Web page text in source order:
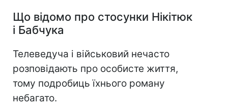
Що відомо про стосунки Нікітюк
і Бабчука
Телеведуча і військовий нечасто
розповідають про особисте життя,
тому подробиць їхнього роману
небагато.